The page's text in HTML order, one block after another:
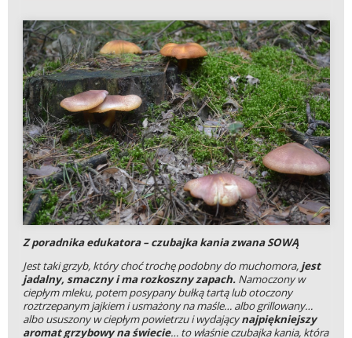
Z poradnika edukatora – czubajka kania zwana SOWĄ
Jest taki grzyb, który choć trochę podobny do muchomora, jest
jadalny, smaczny i ma rozkoszny zapach.Namoczony w
ciepłym mleku, potem posypany bułką tartą lub otoczony
roztrzepanym jajkiem i usmażony na maśle… albo grillowany…
albo ususzony w ciepłym powietrzu i wydającynajpiękniejszy
aromat grzybowy na świecie… to właśnie czubajka kania, która